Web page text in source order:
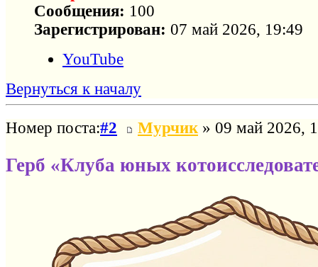
Сообщения: 100
Зарегистрирован: 07 май 2026, 19:49
YouTube
Вернуться к началу
Номер поста:#2 Мурчик » 09 май 2026,
Герб «Клуба юных